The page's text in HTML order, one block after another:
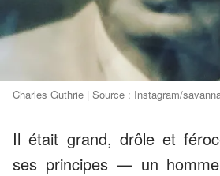
Charles Guthrie | Source : Instagram/
Il était grand, drôle et
ses principes — un